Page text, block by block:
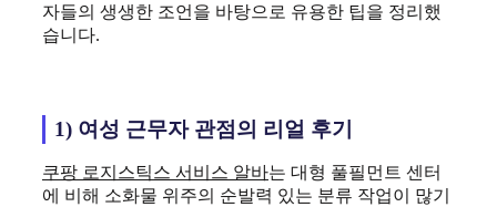
자들의 생생한 조언을 바탕으로 유용한 팁을 정리했
습니다.
1) 여성 근무자 관점의 리얼 후기
쿠팡 로지스틱스 서비스 알바는 대형 풀필먼트 센터
에 비해 소화물 위주의 순발력 있는 분류 작업이 많기